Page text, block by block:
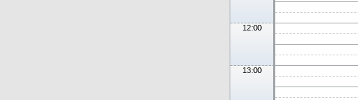
12:00
13:00